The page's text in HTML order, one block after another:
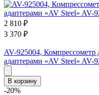
2 810 ₽
3 370 ₽
AV-925004, Компрессометр
адаптерами «AV Steel» AV-
В корзину
-20%